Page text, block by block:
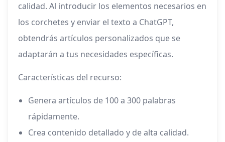
calidad. Al introducir los elementos necesarios en
los corchetes y enviar el texto a ChatGPT,
obtendrás artículos personalizados que se
adaptarán a tus necesidades específicas.
Características del recurso:
Genera artículos de 100 a 300 palabras
rápidamente.
Crea contenido detallado y de alta calidad.